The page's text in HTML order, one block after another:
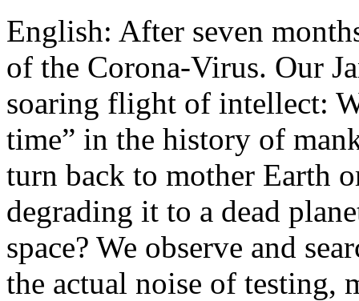
English: After seven
of the Corona-Virus. Our
soaring flight of intellect:
time” in the history of
turn back to mother Earth
degrading it to a dead
space? We observe and
the actual noise of testing,